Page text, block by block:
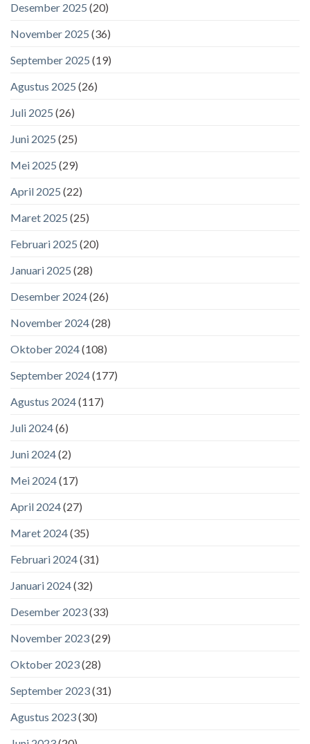
Desember 2025 (20)
November 2025 (36)
September 2025 (19)
Agustus 2025 (26)
Juli 2025 (26)
Juni 2025 (25)
Mei 2025 (29)
April 2025 (22)
Maret 2025 (25)
Februari 2025 (20)
Januari 2025 (28)
Desember 2024(26)
November 2024(28)
Oktober 2024(108)
September 2024(177)
Agustus 2024(117)
Juli 2024(6)
Juni 2024(2)
Mei 2024(17)
April 2024(27)
Maret 2024(35)
Februari 2024(31)
Januari 2024(32)
Desember 2023(33)
November 2023(29)
Oktober 2023(28)
September 2023(31)
Agustus 2023(30)